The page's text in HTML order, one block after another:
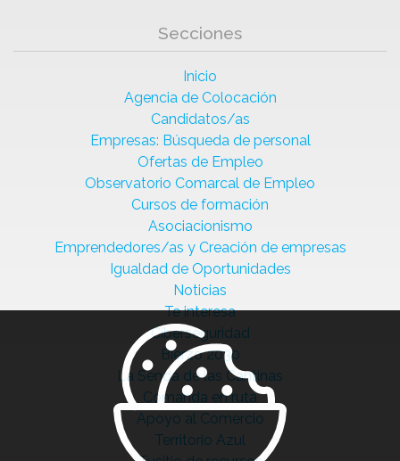
Secciones
Inicio
Agencia de Colocación
Candidatos/as
Empresas: Búsqueda de personal
Ofertas de Empleo
Observatorio Comarcal de Empleo
Cursos de formación
Asociacionismo
Emprendedores/as y Creación de empresas
Igualdad de Oportunidades
Noticias
Te interesa
Ciberseguridad
Bierzo 2030
La Senda de las Cantinas
Comanda en ruta
Apoyo al Comercio
Territorio Azul